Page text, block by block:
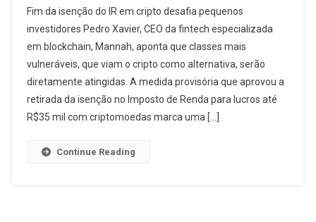
Fim da isenção do IR em cripto desafia pequenos
investidores Pedro Xavier, CEO da fintech especializada
em blockchain, Mannah, aponta que classes mais
vulneráveis, que viam o cripto como alternativa, serão
diretamente atingidas. A medida provisória que aprovou a
retirada da isenção no Imposto de Renda para lucros até
R$35 mil com criptomoedas marca uma […]
Continue Reading